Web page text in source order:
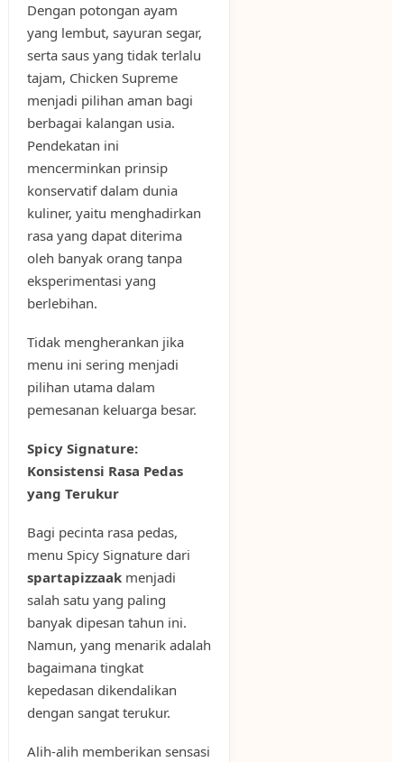
Dengan potongan ayam
yang lembut, sayuran segar,
serta saus yang tidak terlalu
tajam, Chicken Supreme
menjadi pilihan aman bagi
berbagai kalangan usia.
Pendekatan ini
mencerminkan prinsip
konservatif dalam dunia
kuliner, yaitu menghadirkan
rasa yang dapat diterima
oleh banyak orang tanpa
eksperimentasi yang
berlebihan.
Tidak mengherankan jika
menu ini sering menjadi
pilihan utama dalam
pemesanan keluarga besar.
Spicy Signature:
Konsistensi Rasa Pedas
yang Terukur
Bagi pecinta rasa pedas,
menu Spicy Signature dari
spartapizzaakmenjadi
salah satu yang paling
banyak dipesan tahun ini.
Namun, yang menarik adalah
bagaimana tingkat
kepedasan dikendalikan
dengan sangat terukur.
Alih-alih memberikan sensasi